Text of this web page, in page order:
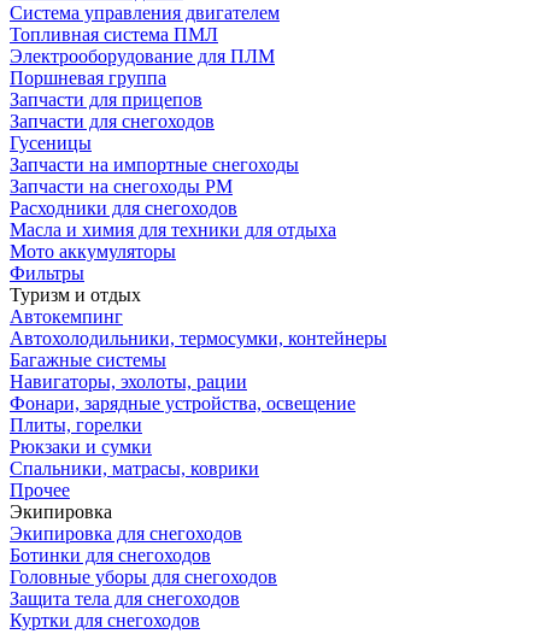
Система управления двигателем
Топливная система ПМЛ
Электрооборудование для ПЛМ
Поршневая группа
Запчасти для прицепов
Запчасти для снегоходов
Гусеницы
Запчасти на импортные снегоходы
Запчасти на снегоходы РМ
Расходники для снегоходов
Масла и химия для техники для отдыха
Мото аккумуляторы
Фильтры
Туризм и отдых
Автокемпинг
Автохолодильники, термосумки, контейнеры
Багажные системы
Навигаторы, эхолоты, рации
Фонари, зарядные устройства, освещение
Плиты, горелки
Рюкзаки и сумки
Спальники, матрасы, коврики
Прочее
Экипировка
Экипировка для снегоходов
Ботинки для снегоходов
Головные уборы для снегоходов
Защита тела для снегоходов
Куртки для снегоходов